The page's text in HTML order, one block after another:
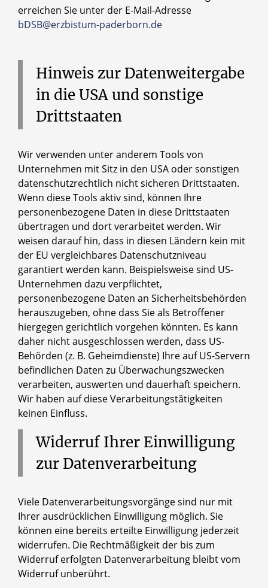
erreichen Sie unter der E-Mail-Adresse
bDSB@erzbistum-paderborn.de
Hinweis zur Datenweitergabe
in die USA und sonstige
Drittstaaten
Wir verwenden unter anderem Tools von
Unternehmen mit Sitz in den USA oder sonstigen
datenschutzrechtlich nicht sicheren Drittstaaten.
Wenn diese Tools aktiv sind, können Ihre
personenbezogene Daten in diese Drittstaaten
übertragen und dort verarbeitet werden. Wir
weisen darauf hin, dass in diesen Ländern kein mit
der EU vergleichbares Datenschutzniveau
garantiert werden kann. Beispielsweise sind US-
Unternehmen dazu verpflichtet,
personenbezogene Daten an Sicherheitsbehörden
herauszugeben, ohne dass Sie als Betroffener
hiergegen gerichtlich vorgehen könnten. Es kann
daher nicht ausgeschlossen werden, dass US-
Behörden (z. B. Geheimdienste) Ihre auf US-Servern
befindlichen Daten zu Überwachungszwecken
verarbeiten, auswerten und dauerhaft speichern.
Wir haben auf diese Verarbeitungstätigkeiten
keinen Einfluss.
Widerruf Ihrer Einwilligung
zur Datenverarbeitung
Viele Datenverarbeitungsvorgänge sind nur mit
Ihrer ausdrücklichen Einwilligung möglich. Sie
können eine bereits erteilte Einwilligung jederzeit
widerrufen. Die Rechtmäßigkeit der bis zum
Widerruf erfolgten Datenverarbeitung bleibt vom
Widerruf unberührt.